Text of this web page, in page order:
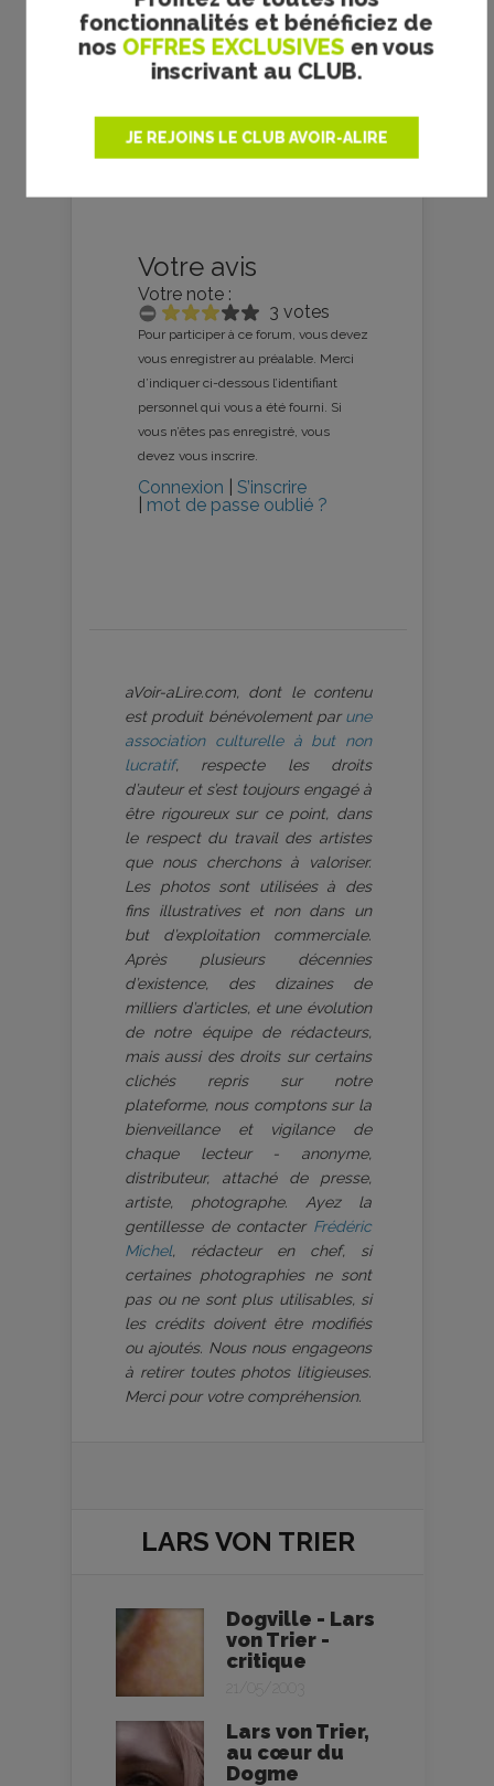
fonctionnalités et bénéficiez de
nos OFFRES EXCLUSIVES en vous
inscrivant au CLUB.
JE REJOINS LE CLUB AVOIR-ALIRE
Votre avis
Votre note :
3 votes
Pour participer à ce forum, vous devez
vous enregistrer au préalable. Merci
d’indiquer ci-dessous l’identifiant
personnel qui vous a été fourni. Si
vous n’êtes pas enregistré, vous
devez vous inscrire.
Connexion
S’inscrire
mot de passe oublié ?
aVoir-aLire.com, dont le contenu
est produit bénévolement par une
association culturelle à but non
lucratif, respecte les droits
d’auteur et s’est toujours engagé à
être rigoureux sur ce point, dans
le respect du travail des artistes
que nous cherchons à valoriser.
Les photos sont utilisées à des
fins illustratives et non dans un
but d’exploitation commerciale.
Après plusieurs décennies
d’existence, des dizaines de
milliers d’articles, et une évolution
de notre équipe de rédacteurs,
mais aussi des droits sur certains
clichés repris sur notre
plateforme, nous comptons sur la
bienveillance et vigilance de
chaque lecteur - anonyme,
distributeur, attaché de presse,
artiste, photographe. Ayez la
gentillesse de contacter Frédéric
Michel, rédacteur en chef, si
certaines photographies ne sont
pas ou ne sont plus utilisables, si
les crédits doivent être modifiés
ou ajoutés. Nous nous engageons
à retirer toutes photos litigieuses.
Merci pour votre compréhension.
LARS VON TRIER
Dogville - Lars
von Trier -
critique
Lars von Trier,
au cœur du
Dogme